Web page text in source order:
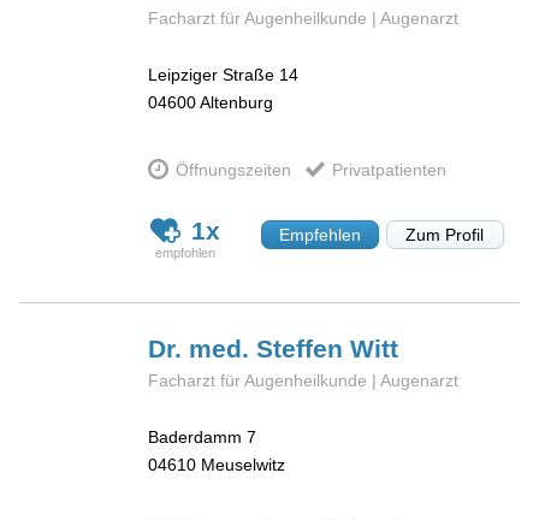
Facharzt für Augenheilkunde | Augenarzt
Leipziger Straße 14
04600Altenburg
Öffnungszeiten Privatpatienten
1x Empfehlen Zum Profil
Dr. med. SteffenWitt
Facharzt für Augenheilkunde | Augenarzt
Baderdamm 7
04610 Meuselwitz